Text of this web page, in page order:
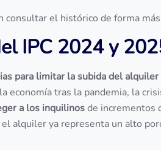
consultar el histórico de forma
IPC 2024 y
para limitar la subida del alquiler
economía tras la pandemia, la
a los inquilinosde incrementos
alquiler ya representa un alto